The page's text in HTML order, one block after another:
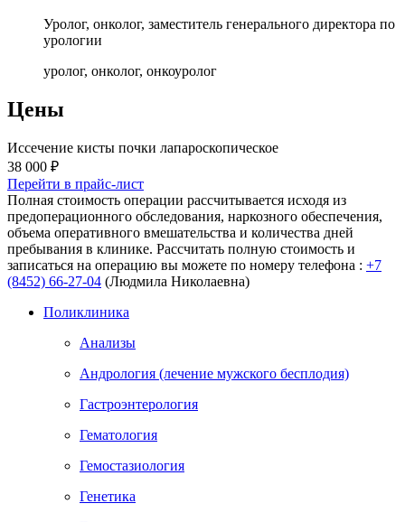
Уролог, онколог, заместитель генерального директора по
урологии
уролог, онколог, онкоуролог
Цены
Иссечение кисты почки лапароскопическое
38 000 ₽
Перейти в прайс-лист
Полная стоимость операции рассчитывается исходя из
предоперационного обследования, наркозного обеспечения,
объема оперативного вмешательства и количества дней
пребывания в клинике. Рассчитать полную стоимость и
записаться на операцию вы можете по номеру телефона : +7
(8452) 66-27-04 (Людмила Николаевна)
Поликлиника
Анализы
Андрология (лечение мужского бесплодия)
Гастроэнтерология
Гематология
Гемостазиология
Генетика